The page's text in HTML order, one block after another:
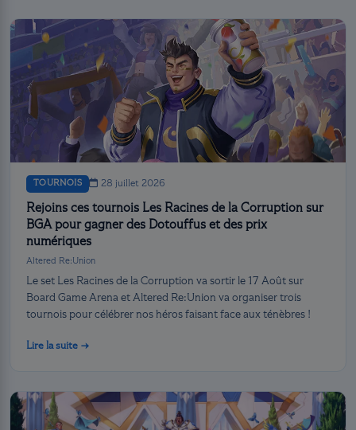
TOURNOIS 28 juillet 2026
Rejoins ces tournois Les Racines de la Corruption sur
BGA pour gagner des Dotouffus et des prix
numériques
Altered Re:Union
Le set Les Racines de la Corruption va sortir le 17 Août sur
Board Game Arena et Altered Re:Union va organiser trois
tournois pour célébrer nos héros faisant face aux ténèbres !
Lire la suite →